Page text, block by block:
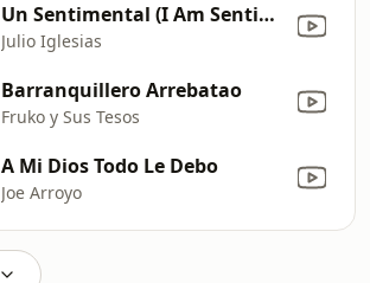
Un Sentimental (I Am Sentimental)
Julio Iglesias
Barranquillero Arrebatao
Fruko y Sus Tesos
A Mi Dios Todo Le Debo
Joe Arroyo